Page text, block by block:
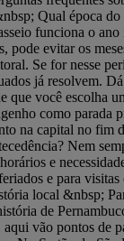
Qual época
funciona o
pode evitar os
Se for nesse
já resolvem.
que você escolha
como parada
na capital no fim
Nem
e
e para
local &nbsp;
de
aqui vão pontos de